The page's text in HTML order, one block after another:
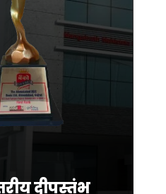
दीपस्तंभ